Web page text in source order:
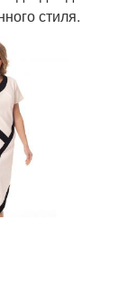
стиля.